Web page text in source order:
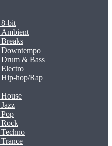
bit
Ambient
& Bass
hop/Rap